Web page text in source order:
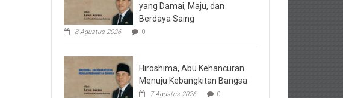
yang Damai, Maju, dan
Berdaya Saing
8 Agustus 2026 0
Hiroshima, Abu Kehancuran
Menuju Kebangkitan Bangsa
7 Agustus 2026 0